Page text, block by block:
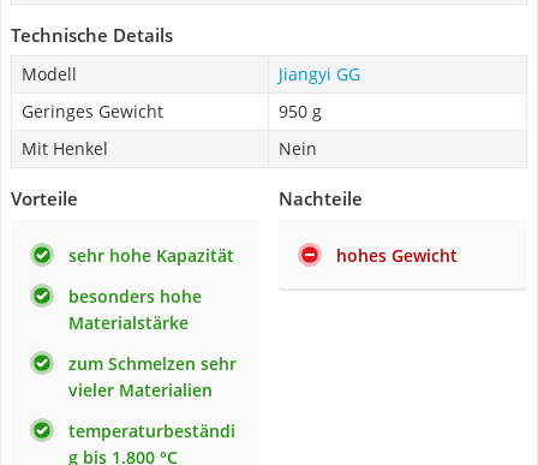
Technische Details
Modell
Jiangyi GG
Geringes Gewicht
950 g
Mit Henkel
Nein
Vorteile
sehr hohe Kapazität
besonders hohe
Materialstärke
zum Schmelzen sehr
vieler Materialien
temperaturbeständi
g bis 1.800 °C
Nachteile
hohes Gewicht